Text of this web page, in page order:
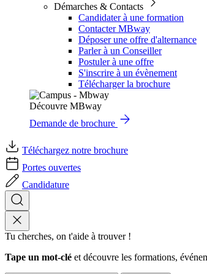
Démarches & Contacts
Candidater à une formation
Contacter MBway
Déposer une offre d'alternance
Parler à un Conseiller
Postuler à une offre
S'inscrire à un évènement
Télécharger la brochure
Découvre MBway
Demande de brochure
Téléchargez notre brochure
Portes ouvertes
Candidature
Tu cherches, on t'aide à trouver !
Tape un mot-clé et découvre les formations,